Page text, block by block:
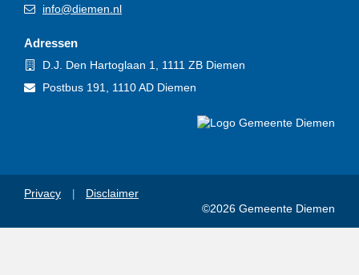
E-
info@diemen.nl
Adressen
Bezoekadres
D.J. Den Hartoglaan 1, 1111 ZB Diemen
Postadres
Postbus 191, 1110 AD Diemen
Privacy
Disclaimer
©2026 Gemeente Diemen